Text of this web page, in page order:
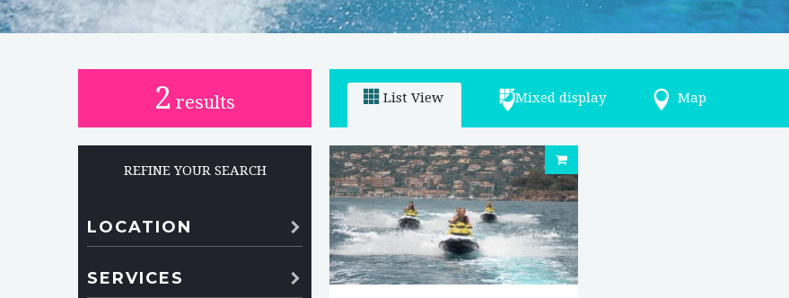
2 results
REFINE YOUR SEARCH
LOCATION
SERVICES
List View Mixed display Map